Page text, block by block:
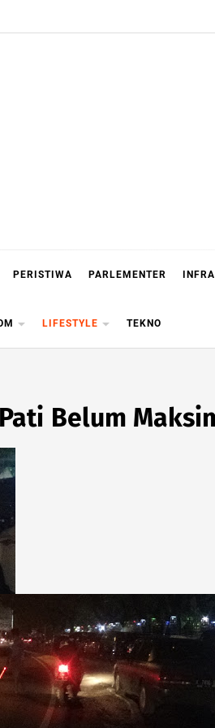
PERISTIWA PARLEMENTER
LIFESTYLE TEKNO
Belum